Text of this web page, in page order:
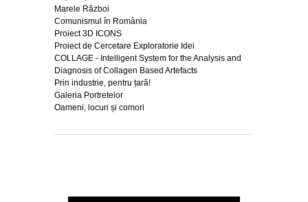
Marele Război
Comunismul în România
Proiect 3D ICONS
Proiect de Cercetare Exploratorie Idei
COLLAGE - Intelligent System for the Analysis and
Diagnosis of Collagen Based Artefacts
Prin industrie, pentru țară!
Galeria Portretelor
Oameni, locuri și comori